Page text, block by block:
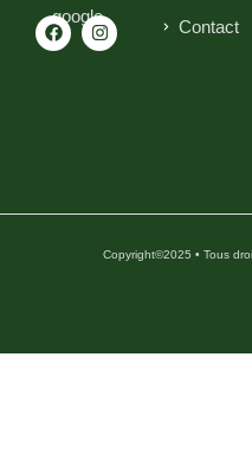
google
Contact
Copyright©2025 • Tous